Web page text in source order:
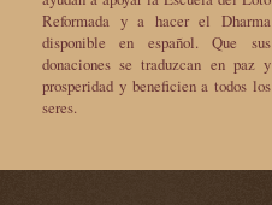
Reformada y a hacer el Dharma
disponible en español. Que sus
donaciones se traduzcan en paz y
prosperidad y beneficien a todos los
seres.